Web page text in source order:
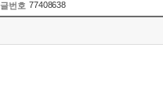
글번호 77408638